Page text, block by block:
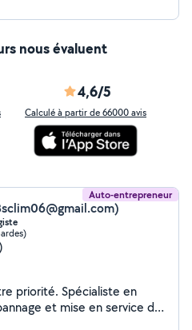
nous évaluent
4,6/5
Calculé à partir de 66000 avis
Auto-entrepreneur
et mise en service de